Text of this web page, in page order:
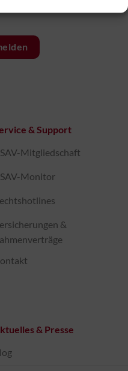
& Support
Mitgliedschaft
Monitor
&
& Presse